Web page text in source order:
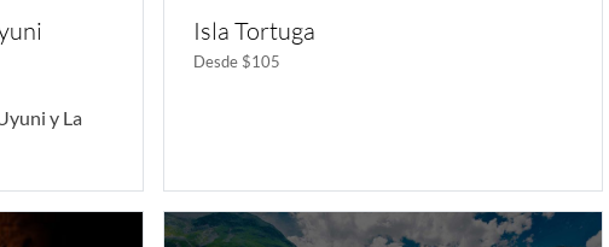
y La
Isla Tortuga
Desde $105